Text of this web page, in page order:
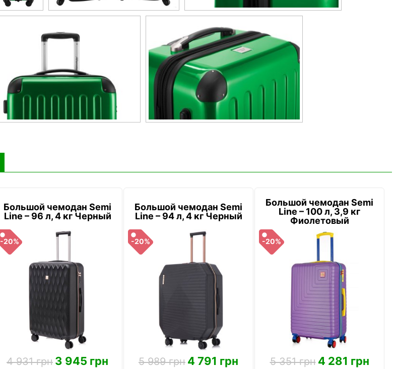
Большой чемодан Semi
Line – 96 л, 4 кг Черный
-20%
4 931 грн 3 945 грн
Большой чемодан Semi
Line – 94 л, 4 кг Черный
-20%
5 989 грн 4 791 грн
Большой чемодан Semi
Line – 100 л, 3,9 кг
Фиолетовый
-20%
5 351 грн 4 281 грн